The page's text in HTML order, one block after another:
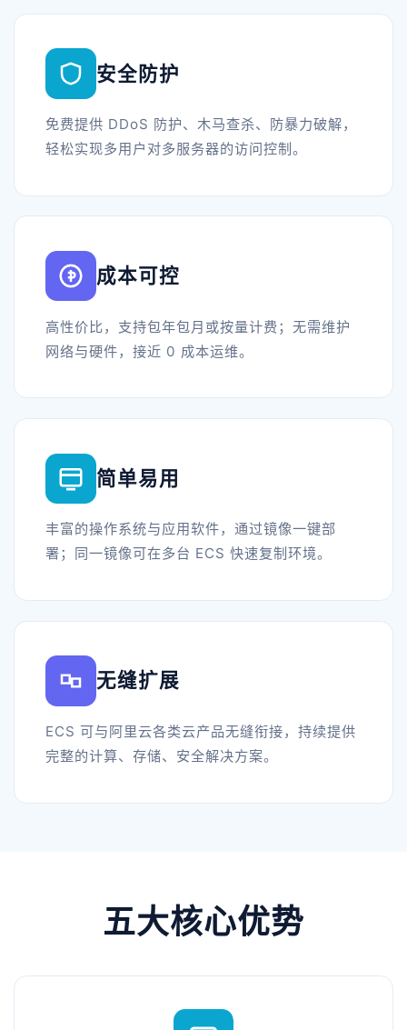
安全防护
免费提供 DDoS 防护、木马查杀、防暴力破解，
轻松实现多用户对多服务器的访问控制。
成本可控
高性价比，支持包年包月或按量计费；无需维护
网络与硬件，接近 0 成本运维。
简单易用
丰富的操作系统与应用软件，通过镜像一键部
署；同一镜像可在多台 ECS 快速复制环境。
无缝扩展
ECS 可与阿里云各类云产品无缝衔接，持续提供
完整的计算、存储、安全解决方案。
五大核心优势